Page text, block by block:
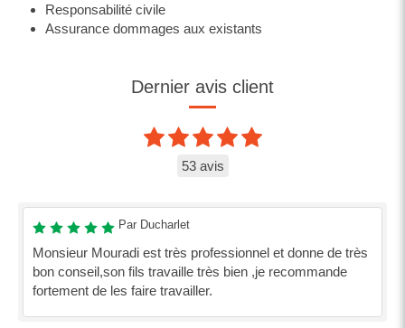
Responsabilité civile
Assurance dommages aux existants
Dernier avis client
53 avis
Par Ducharlet
Monsieur Mouradi est très professionnel et donne de très
bon conseil,son fils travaille très bien ,je recommande
fortement de les faire travailler.